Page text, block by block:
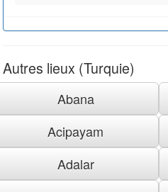
Autres lieux (Turquie)
Abana
Acipayam
Adalar